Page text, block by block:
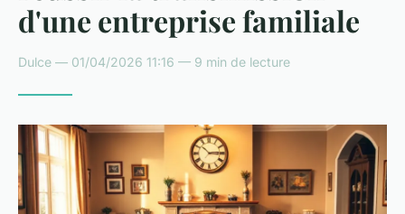
d'une entreprise familiale
Dulce — 01/04/2026 11:16 — 9 min de lecture